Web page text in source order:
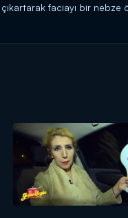
faciayı bir nebze